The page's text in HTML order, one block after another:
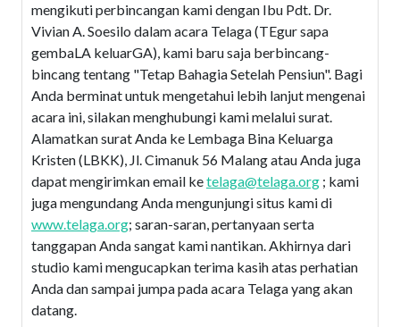
mengikuti perbincangan kami dengan Ibu Pdt. Dr.
Vivian A. Soesilo dalam acara Telaga (TEgur sapa
gembaLA keluarGA), kami baru saja berbincang-
bincang tentang "Tetap Bahagia Setelah Pensiun". Bagi
Anda berminat untuk mengetahui lebih lanjut mengenai
acara ini, silakan menghubungi kami melalui surat.
Alamatkan surat Anda ke Lembaga Bina Keluarga
Kristen (LBKK), Jl. Cimanuk 56 Malang atau Anda juga
dapat mengirimkan email ketelaga@telaga.org ; kami
juga mengundang Anda mengunjungi situs kami di
www.telaga.org; saran-saran, pertanyaan serta
tanggapan Anda sangat kami nantikan. Akhirnya dari
studio kami mengucapkan terima kasih atas perhatian
Anda dan sampai jumpa pada acara Telaga yang akan
datang.